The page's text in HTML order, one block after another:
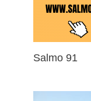
Salmo 91